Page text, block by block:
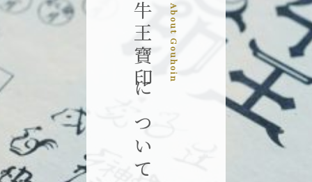
牛王寶印について About Gouhoin